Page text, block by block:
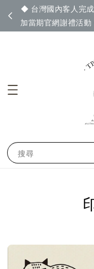
◆ 台灣國內客人完
加當期官網謝禮活
搜尋